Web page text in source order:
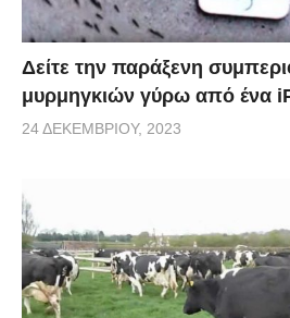
Δείτε την παράξενη
μυρμηγκιών γύρω από ένα
24 ΔΕΚΕΜΒΡΊΟΥ, 2023